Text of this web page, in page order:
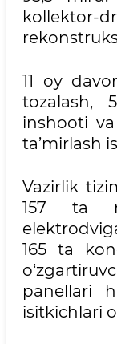
11 oy
tozalash,
inshooti
ta’mirlash
Vazirlik
157 ta
165 ta
panellari
isitkichlari